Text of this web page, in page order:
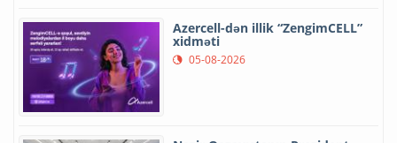
Azercell-dən illik “ZengimCELL”
xidməti
05-08-2026